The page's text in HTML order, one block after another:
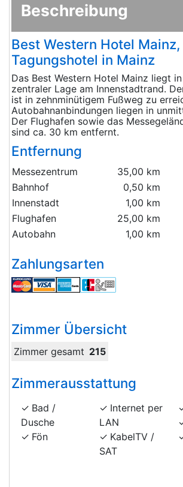
Beschreibung
Best Western Hotel Mainz,
Tagungshotel in Mainz
Das Best Western Hotel Mainz liegt
zentraler Lage am Innenstadtrand.
ist in zehnminütigem Fußweg zu
Autobahnanbindungen liegen in
Der Flughafen sowie das
sind ca. 30 km entfernt.
Entfernung
Messezentrum
35,00 km
Bahnhof
0,50 km
Innenstadt
1,00 km
Flughafen
25,00 km
Autobahn
1,00 km
Zahlungsarten
Zimmer Übersicht
Zimmer gesamt 215
Zimmerausstattung
Bad /
Dusche
Fön
Internet per
LAN
KabelTV /
SAT